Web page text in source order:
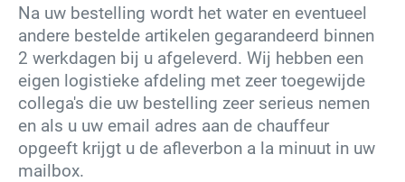
Na uw bestelling wordt het water en eventueel
andere bestelde artikelen gegarandeerd binnen
2 werkdagen bij u afgeleverd. Wij hebben een
eigen logistieke afdeling met zeer toegewijde
collega's die uw bestelling zeer serieus nemen
en als u uw email adres aan de chauffeur
opgeeft krijgt u de afleverbon a la minuut in uw
mailbox.